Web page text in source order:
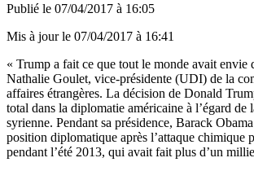
Publié le 07/04/2017 à 16:05
Mis à jour le 07/04/2017 à 16:41
« Trump a fait ce que tout le monde avait envie
Nathalie Goulet, vice-présidente (UDI) de la
affaires étrangères. La décision de Donald
total dans la diplomatie américaine à l’égard de
syrienne. Pendant sa présidence, Barack
position diplomatique après l’attaque chimique
pendant l’été 2013, qui avait fait plus d’un